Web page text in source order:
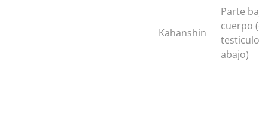
Kahanshin
Parte
cuerpo
testiculos
abajo)